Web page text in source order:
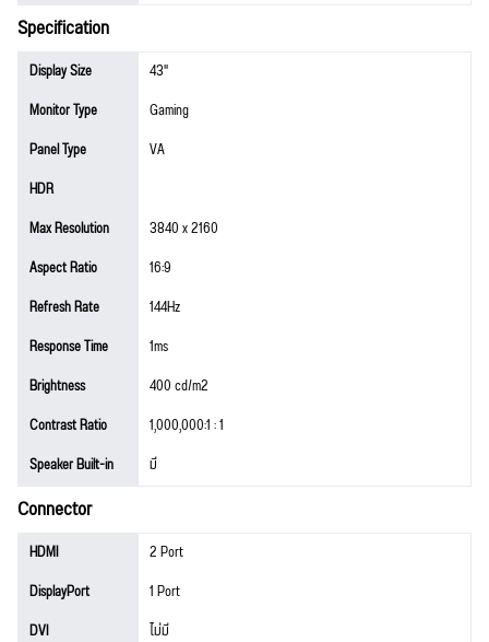
Specification
Display Size
43"
Monitor Type
Gaming
Panel Type
VA
HDR
Max Resolution
3840 x 2160
Aspect Ratio
16:9
Refresh Rate
144Hz
Response Time
1ms
Brightness
400 cd/m2
Contrast Ratio
1,000,000:1 : 1
Speaker Built-in
มี
Connector
HDMI
2 Port
DisplayPort
1 Port
DVI
ไม่มี